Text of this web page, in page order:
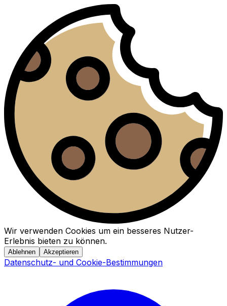
Wir verwenden Cookies um ein besseres Nutzer-
Erlebnis bieten zu können.
Ablehnen Akzeptieren
Datenschutz- und Cookie-Bestimmungen